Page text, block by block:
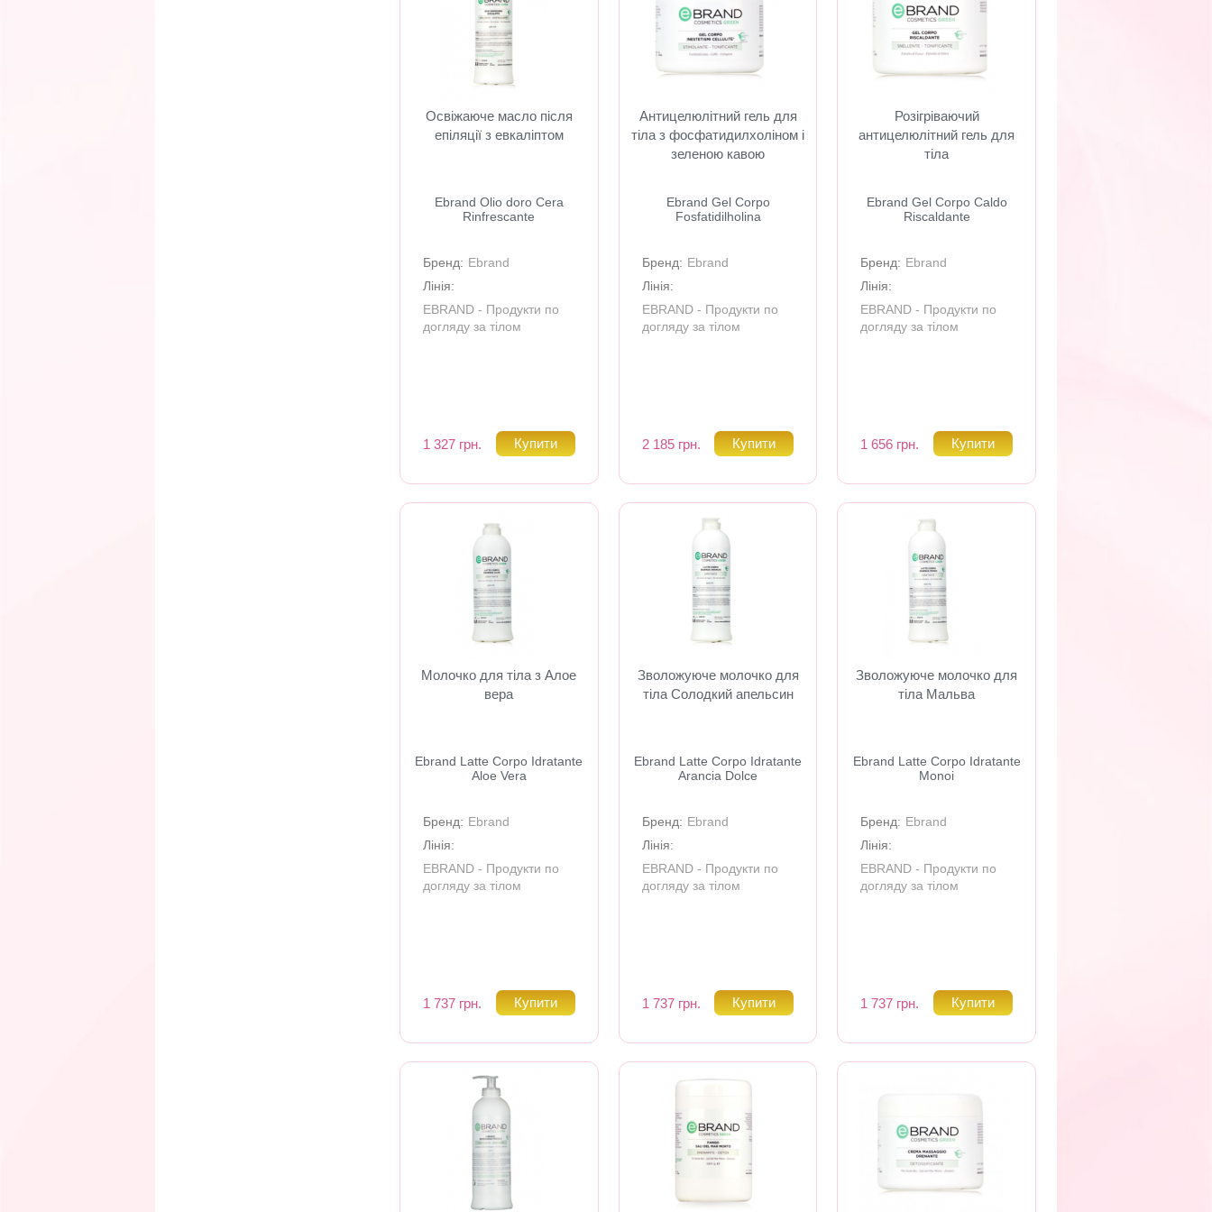
Освіжаюче масло після
епіляції з евкаліптом
Ebrand Olio doro Cera
Rinfrescante
Бренд: Ebrand
Лінія:
EBRAND - Продукти по
догляду за тілом
1 327 грн.
Антицелюлітний гель для
тіла з фосфатидилхоліном і
зеленою кавою
Ebrand Gel Corpo
Fosfatidilholina
Бренд: Ebrand
Лінія:
EBRAND - Продукти по
догляду за тілом
2 185 грн.
Розігріваючий
антицелюлітний гель для
тіла
Ebrand Gel Corpo Caldo
Riscaldante
Бренд: Ebrand
Лінія:
EBRAND - Продукти по
догляду за тілом
1 656 грн.
Молочко для тіла з Алое
вера
Ebrand Latte Corpo Idratante
Aloe Vera
Бренд: Ebrand
Лінія:
EBRAND - Продукти по
догляду за тілом
1 737 грн.
Зволожуюче молочко для
тіла Солодкий апельсин
Ebrand Latte Corpo Idratante
Arancia Dolce
Бренд: Ebrand
Лінія:
EBRAND - Продукти по
догляду за тілом
1 737 грн.
Зволожуюче молочко для
тіла Мальва
Ebrand Latte Corpo Idratante
Monoi
Бренд: Ebrand
Лінія:
EBRAND - Продукти по
догляду за тілом
1 737 грн.